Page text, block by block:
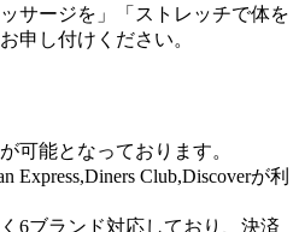
サージを」「ストレッチで体を
申し付けください。
可能となっております。
Express,Diners Club,Discoverが利
6ブランド対応しており、決済